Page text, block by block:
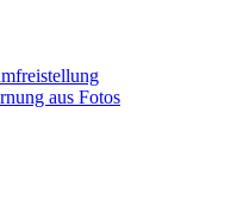
aus Fotos